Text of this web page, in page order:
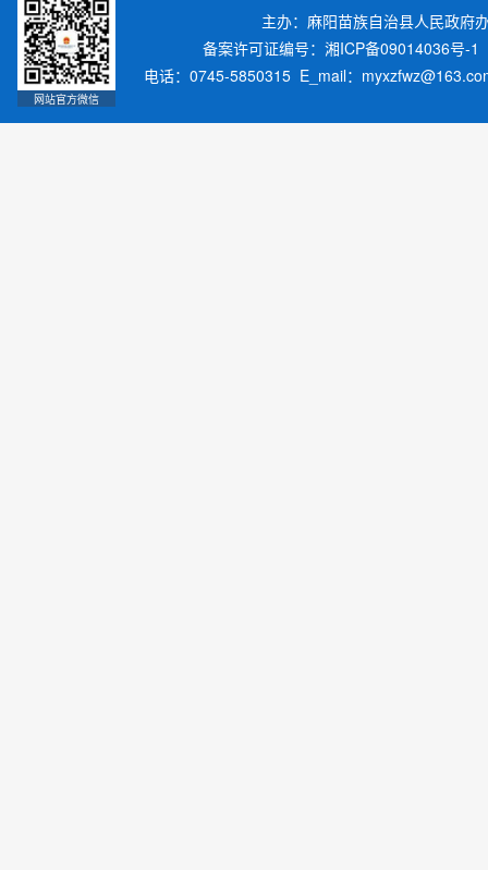
网站官方微信
主办：麻阳苗族自治县人民政
备案许可证编号：湘ICP备09014036号-1
电话：0745-5850315 E_mail：